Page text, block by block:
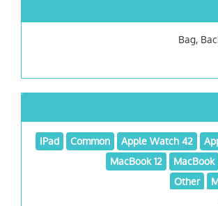
Bag,
Apple Watch 42
Common
iPad
MacBook
MacBook 12
Other